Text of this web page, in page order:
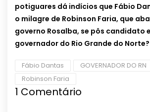
potiguares dá indícios que Fábio
o milagre de Robinson Faria, que
governo Rosalba, se pôs candidato
governador do Rio Grande do
Fábio Dantas
GOVERNADOR DO RN
Robinson Faria
1 Comentário